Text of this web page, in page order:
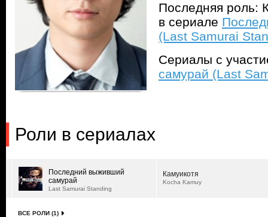
Последняя роль:
в сериале
(Last Samurai
Сериалы с
самурай (Last
Роли в сериалах
Последний выживший
самурай
Last Samurai Standing
Камуикотя
Kocha Kamuy
ВСЕ РОЛИ (1)